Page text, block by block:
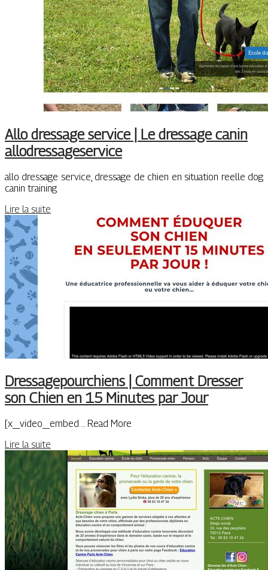
Allo dressage service | Le dressage canin
allodressageservice
allo dressage service, dressage de chien en situation reelle dog
canin training
Lire la suite
Dres­sage­pourchiens | Comment Dresser
son Chien en 15 Minutes par Jour
[x_video_embed … Read More
Lire la suite